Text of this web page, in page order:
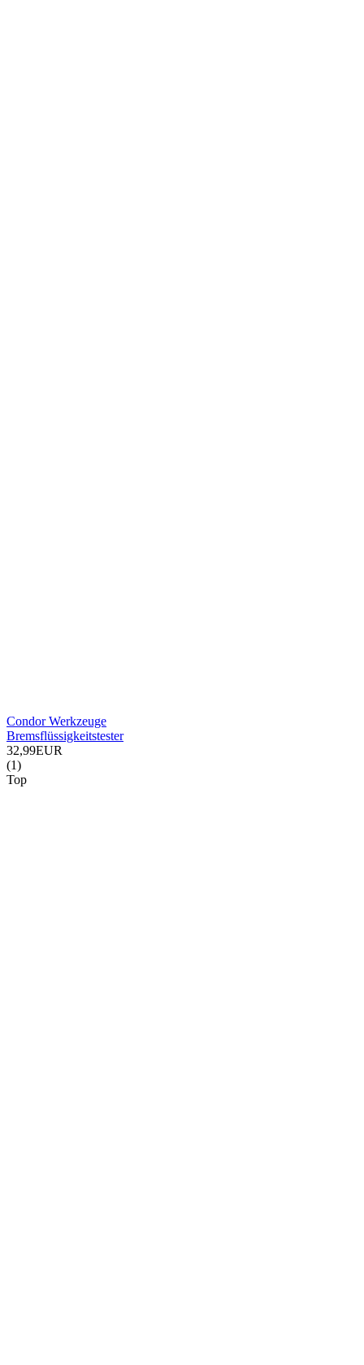
Condor Werkzeuge
Bremsflüssigkeitstester
32,99EUR
(1)
Top